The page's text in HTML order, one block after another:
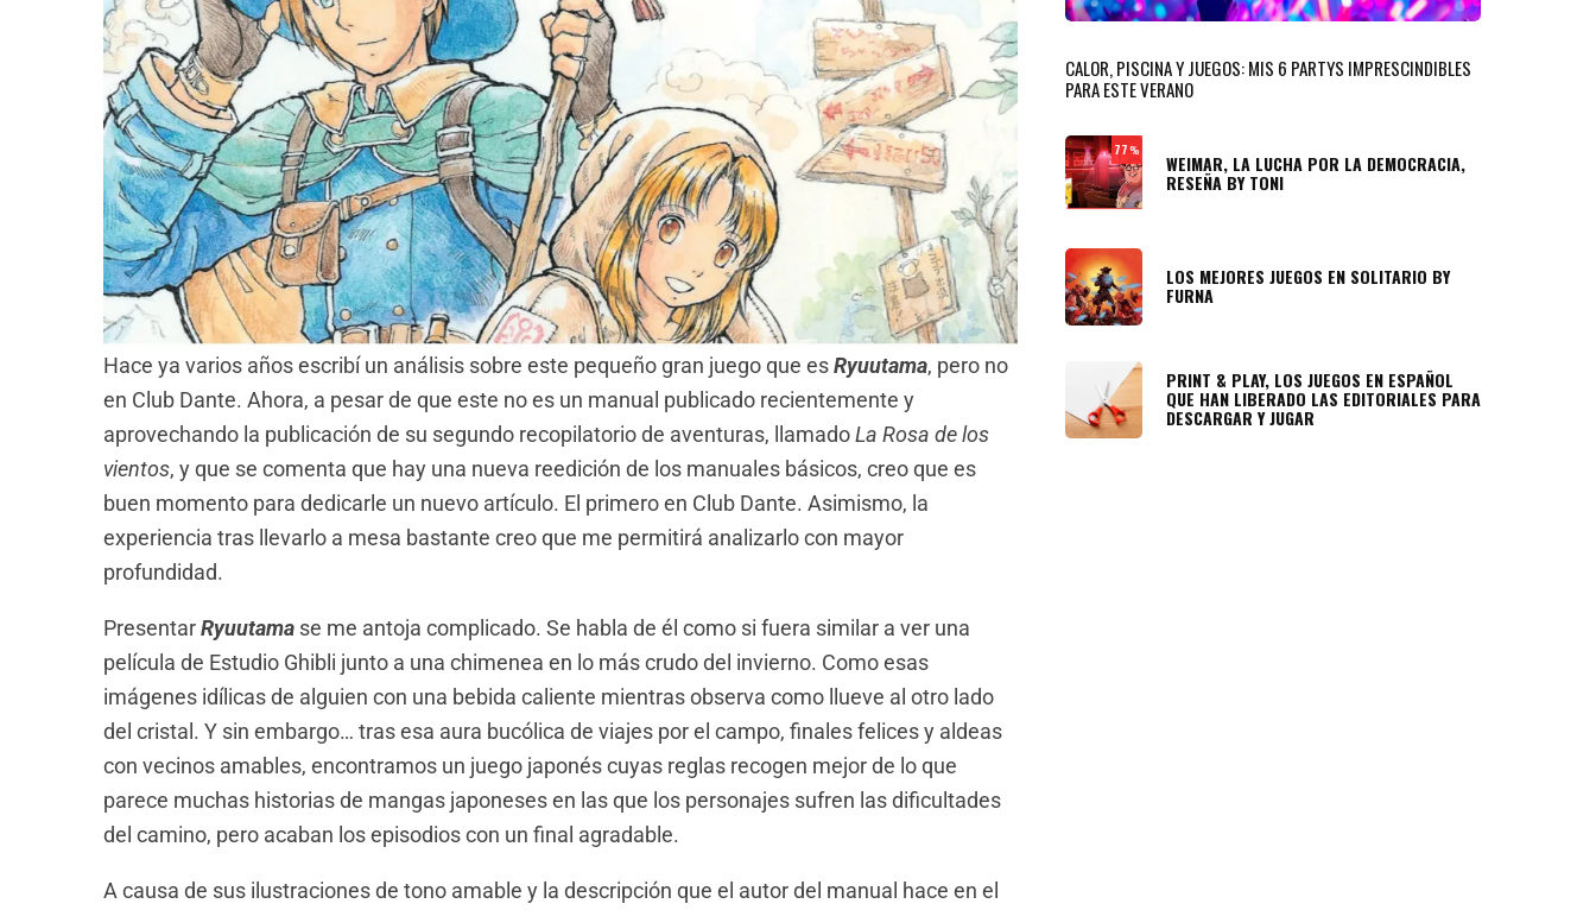
Hace ya varios años escribí un análisis sobre este pequeño gran juego que esRyuutama, pero no
en Club Dante. Ahora, a pesar de que este no es un manual publicado recientemente y
aprovechando la publicación de su segundo recopilatorio de aventuras, llamadoLa Rosa de los
vientos, y que se comenta que hay una nueva reedición de los manuales básicos, creo que es
buen momento para dedicarle un nuevo artículo. El primero en Club Dante. Asimismo, la
experiencia tras llevarlo a mesa bastante creo que me permitirá analizarlo con mayor
profundidad.
PresentarRyuutama se me antoja complicado. Se habla de él como si fuera similar a ver una
película de Estudio Ghibli junto a una chimenea en lo más crudo del invierno. Como esas
imágenes idílicas de alguien con una bebida caliente mientras observa como llueve al otro lado
del cristal. Y sin embargo… tras esa aura bucólica de viajes por el campo, finales felices y aldeas
con vecinos amables, encontramos un juego japonés cuyas reglas recogen mejor de lo que
parece muchas historias de mangas japoneses en las que los personajes sufren las dificultades
del camino, pero acaban los episodios con un final agradable.
A causa de sus ilustraciones de tono amable y la descripción que el autor del manual hace en el
CALOR, PISCINA Y JUEGOS: MIS 6 PARTYS IMPRESCINDIBLES
PARA ESTE VERANO
77%
WEIMAR, LA LUCHA POR LA DEMOCRACIA,
RESEÑA BY TONI
LOS MEJORES JUEGOS EN SOLITARIO BY
FURNA
PRINT & PLAY, LOS JUEGOS EN ESPAÑOL
QUE HAN LIBERADO LAS EDITORIALES PARA
DESCARGAR Y JUGAR